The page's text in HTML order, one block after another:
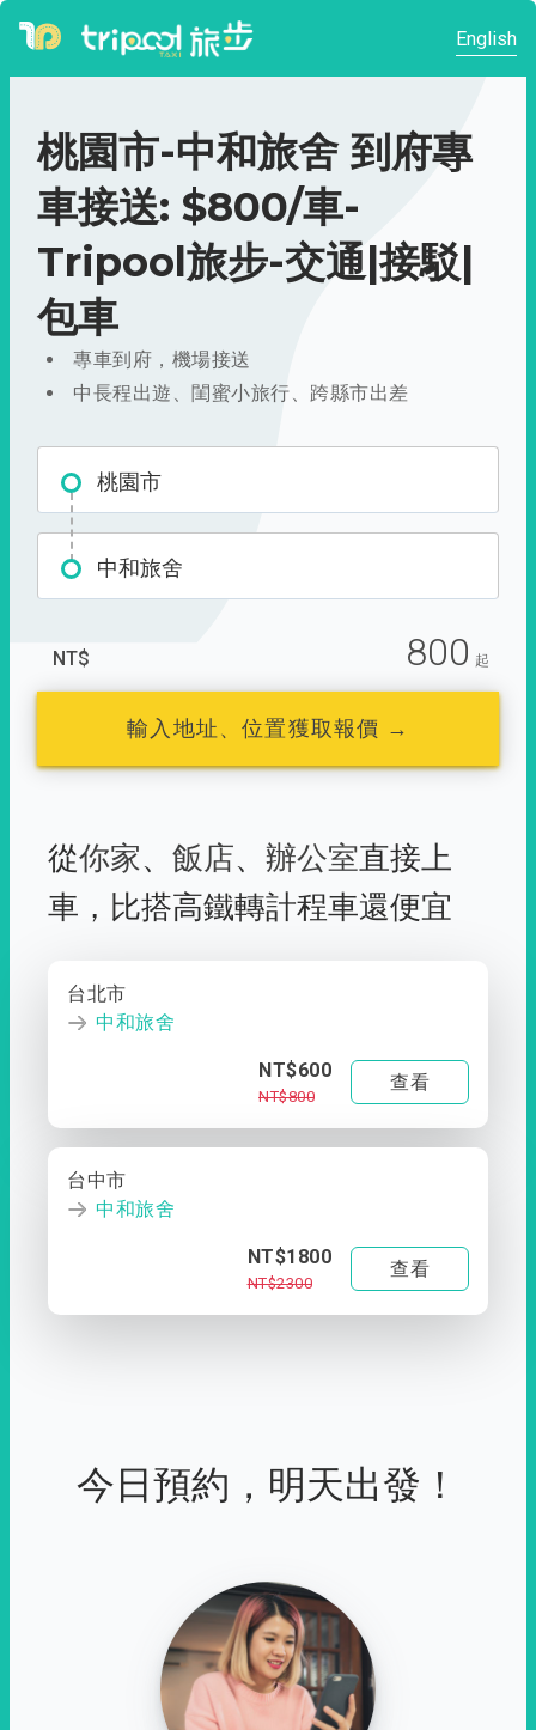
English
桃園市-中和旅舍 到府專
車接送: $800/車-
Tripool旅步-交通|接駁|
包車
專車到府，機場接送
中長程出遊、閨蜜小旅行、跨縣市出差
桃園市
中和旅舍
NT$ 800 起
輸入地址、位置獲取報價 →
從你家、 飯店、 辦公室直接上
車， 比搭高鐵轉計程車還便宜
台北市
中和旅舍
NT$600
NT$800
查看
台中市
中和旅舍
NT$1800
NT$2300
查看
今日預約，明天出發！